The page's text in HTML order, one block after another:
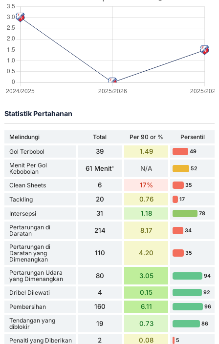
Statistik Pertahanan
Melindungi Total Per 90 or %
Persentil
Gol Terbobol
39 1.49 49
Menit Per Gol
Kebobolan
61 Menit' N/A 52
Clean Sheets 6 17% 35
Tackling 20 0.76 17
Intersepsi 31 1.18 78
Pertarungan di
Daratan
214 8.17 34
Pertarungan di
Daratan yang
Dimenangkan
110 4.20 35
Pertarungan Udara
yang Dimenangkan
80 3.05 94
Dribel Dilewati 4 0.15 92
Pembersihan 160 6.11 96
Tendangan yang
diblokir
19 0.73 86
Penalti yang Diberikan 2 0.08 5